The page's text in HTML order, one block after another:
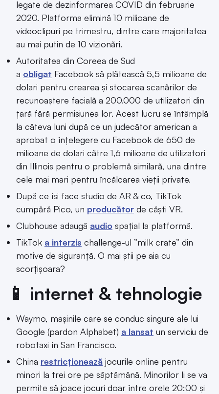
legate de dezinformarea COVID din februarie
2020. Platforma elimină 10 milioane de
videoclipuri pe trimestru, dintre care majoritatea
au mai puțin de 10 vizionări.
Autoritatea din Coreea de Sud
a obligat Facebook să plătească 5,5 milioane de
dolari pentru crearea și stocarea scanărilor de
recunoaștere facială a 200.000 de utilizatori din
țară fără permisiunea lor. Acest lucru se întâmplă
la câteva luni după ce un judecător american a
aprobat o înțelegere cu Facebook de 650 de
milioane de dolari către 1,6 milioane de utilizatori
din Illinois pentru o problemă similară, una dintre
cele mai mari pentru încălcarea vieții private.
După ce își face studio de AR & co, TikTok
cumpără Pico, un producător de căști VR.
Clubhouse adaugă audio spațial la platformă.
TikTok a interzis challenge-ul ”milk crate” din
motive de siguranță. O mai știi pe aia cu
scorțișoara?
📱 internet & tehnologie
Waymo, mașinile care se conduc singure ale lui
Google (pardon Alphabet) a lansat un serviciu de
robotaxi în San Francisco.
China restricționează jocurile online pentru
minori la trei ore pe săptămână. Minorilor li se va
permite să joace jocuri doar între orele 20:00 și